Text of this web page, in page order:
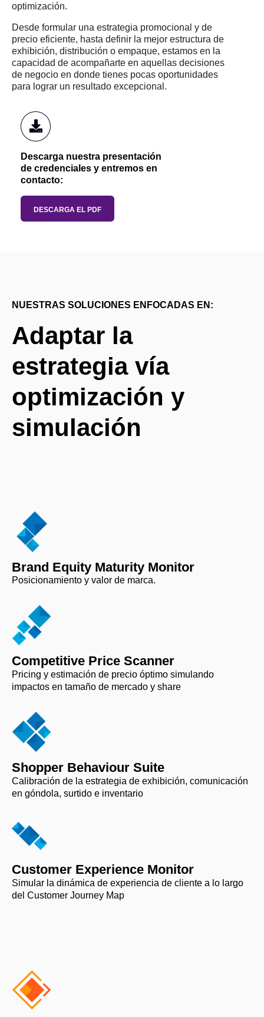
optimización.
Desde formular una estrategia promocional y de
precio eficiente, hasta definir la mejor estructura de
exhibición, distribución o empaque, estamos en la
capacidad de acompañarte en aquellas decisiones
de negocio en donde tienes pocas oportunidades
para lograr un resultado excepcional.
Descarga nuestra presentación
de credenciales y entremos en
contacto:
DESCARGA EL PDF
NUESTRAS SOLUCIONES ENFOCADAS EN:
Adaptar la
estrategia vía
optimización y
simulación
Brand Equity Maturity Monitor
Posicionamiento y valor de marca.
Competitive Price Scanner
Pricing y estimación de precio óptimo simulando
impactos en tamaño de mercado y share
Shopper Behaviour Suite
Calibración de la estrategia de exhibición, comunicación
en góndola, surtido e inventario
Customer Experience Monitor
Simular la dinámica de experiencia de cliente a lo largo
del Customer Journey Map